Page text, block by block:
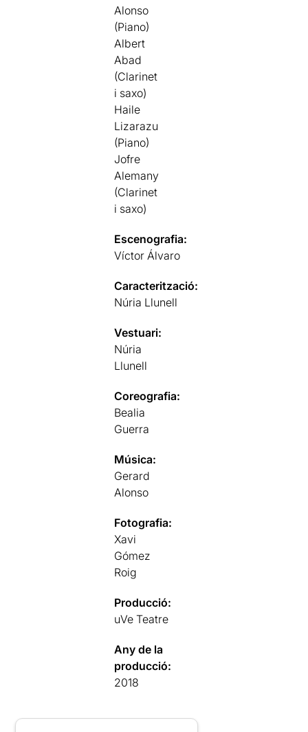
Alonso
(Piano)
Albert
Abad
(Clarinet
i saxo)
Haile
Lizarazu
(Piano)
Jofre
Alemany
(Clarinet
i saxo)
Escenografia:
Víctor Álvaro
Caracterització:
Núria Llunell
Vestuari:
Núria
Llunell
Coreografia:
Bealia
Guerra
Música:
Gerard
Alonso
Fotografia:
Xavi
Gómez
Roig
Producció:
uVe Teatre
Any de la
producció:
2018